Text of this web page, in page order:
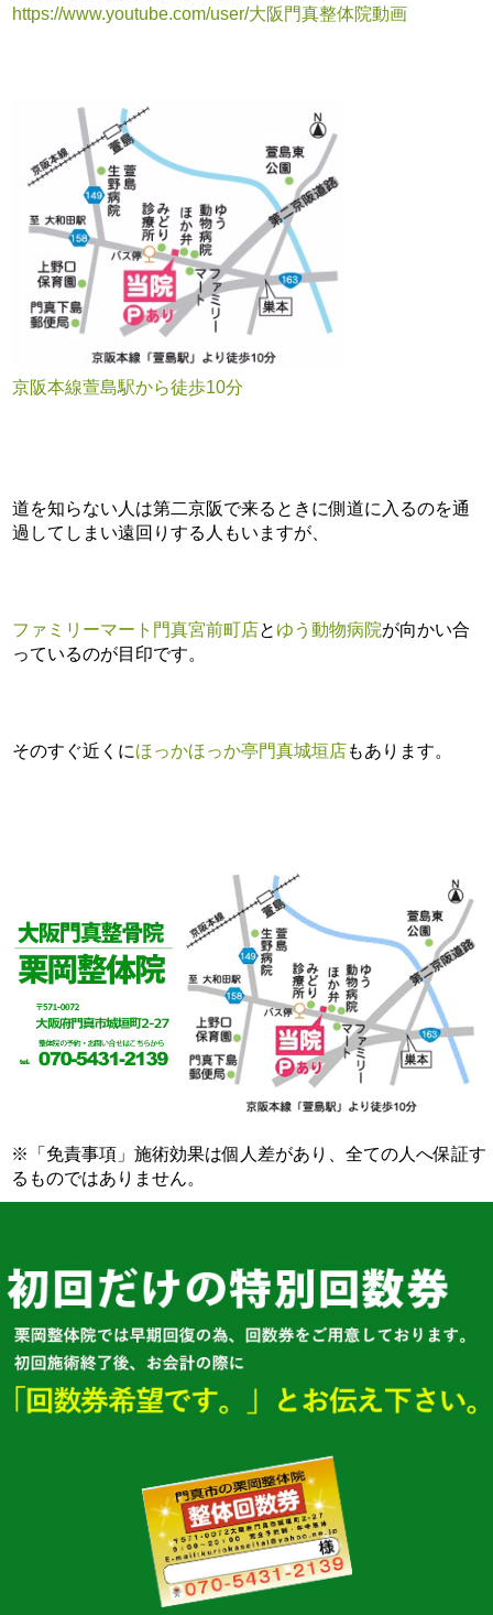
https://www.youtube.com/user/大阪門真整体院動画
京阪本線萱島駅から徒歩10分
道を知らない人は第二京阪で来るときに側道に入るのを通
過してしまい遠回りする人もいますが、
ファミリーマート門真宮前町店と ゆう動物病院が向かい合
っているのが目印です。
そのすぐ近くにほっかほっか亭門真城垣店もあります。
※「免責事項」施術効果は個人差があり、全ての人へ保証す
るものではありません。